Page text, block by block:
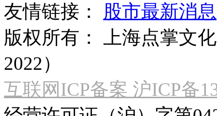
友情链接：
股市最新消息
版权所有：
上海点掌文
2022）
互联网ICP备案 沪ICP备